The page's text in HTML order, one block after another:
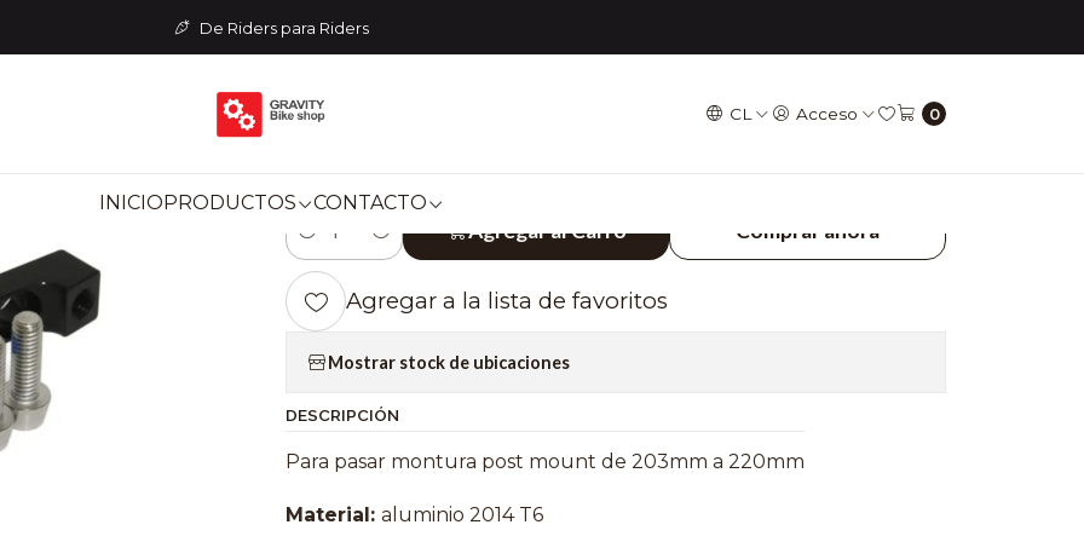
CL Acceso 0
INICIOPRODUCTOS CONTACTO
De Riders para Riders
Adaptador de Freno ADAPTADOR DE FRENO HOPE - Tipo Q PM203/PM220
|
ADAPTADOR DE FRENO HOPE - Tipo
Q PM203/PM220
Cantidad
Agregar al Carro Comprar ahora
Agregar a la lista de favoritos
Mostrar stock de ubicaciones
DESCRIPCIÓN
Para pasar montura post mount de 203mm a 220mm
Material: aluminio 2014 T6